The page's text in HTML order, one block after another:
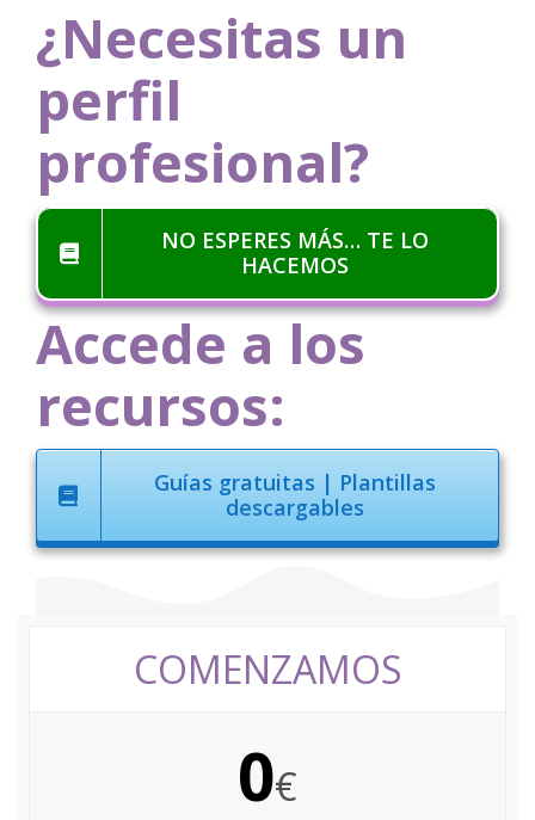
¿Necesitas un
perfil
profesional?
NO ESPERES MÁS… TE LO
HACEMOS
Accede a los
recursos:
Guías gratuitas | Plantillas
descargables
COMENZAMOS
0€